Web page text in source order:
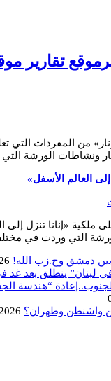
موقع تقارير
ونشاطات الورشة
العالم الأسفل»
التي وردت في
بين دمشق وح.زب الله! 07
لبنان” ينطلق بعد غد
“هندسة
واشنطن وطهران؟ 2026-08-01